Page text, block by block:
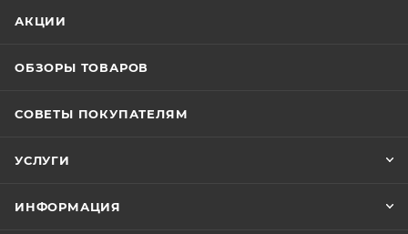
АКЦИИ
ОБЗОРЫ ТОВАРОВ
СОВЕТЫ ПОКУПАТЕЛЯМ
УСЛУГИ
ИНФОРМАЦИЯ